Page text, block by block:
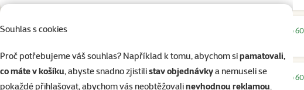
Souhlas s cookies
Proč potřebujeme váš souhlas? Například k tomu, abychom sipamatovali,
co máte v košíku, abyste snadno zjistilistav objednávkya nemuseli se
pokaždé přihlašovat, abychom vás neobtěžovalinevhodnou reklamou.
České Budějovice Strakonická do
Český Krumlov do